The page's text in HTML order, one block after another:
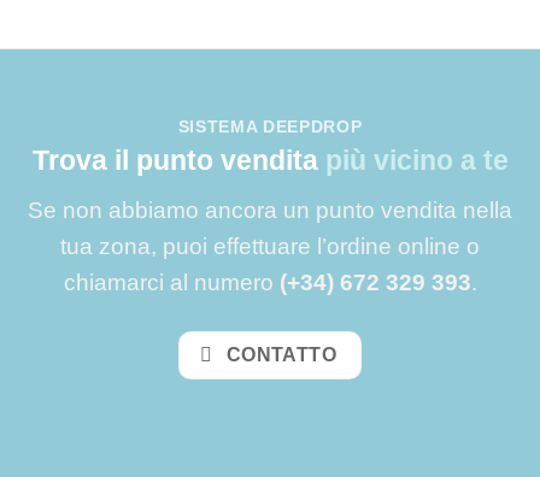
SISTEMA DEEPDROP
Trova il punto venditapiù vicino a te
Se non abbiamo ancora un punto vendita nella
tua zona, puoi effettuare l’ordine online o
chiamarci al numero (+34) 672 329 393.
CONTATTO